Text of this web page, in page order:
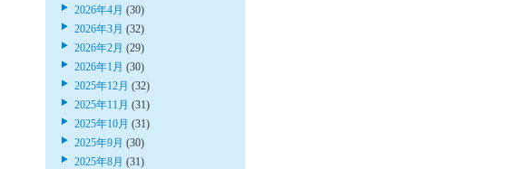
2026年4月 (30)
2026年3月 (32)
2026年2月 (29)
2026年1月 (30)
2025年12月 (32)
2025年11月 (31)
2025年10月 (31)
2025年9月 (30)
2025年8月 (31)